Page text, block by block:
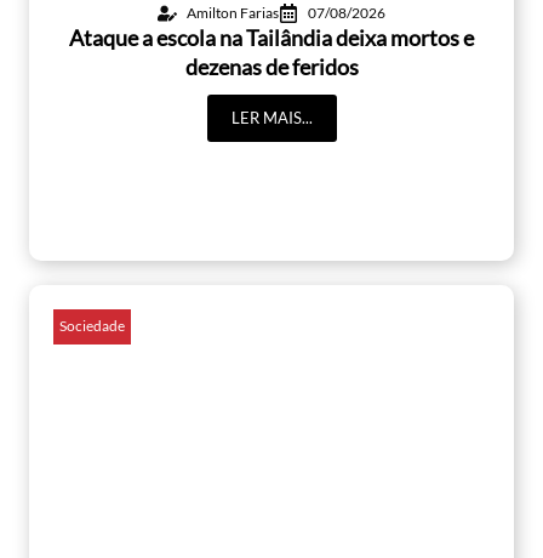
Amilton Farias 07/08/2026
Ataque a escola na Tailândia deixa mortos e
dezenas de feridos
LER MAIS...
Sociedade